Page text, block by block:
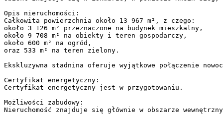
Opis nieruchomości:
Całkowita powierzchnia około 13 967 m², z czego:
około 3 126 m² przeznaczone na budynek mieszkalny,
około 9 708 m² na obiekty i teren gospodarczy,
około 600 m² na ogród,
oraz 533 m² na teren zielony.
Ekskluzywna stadnina oferuje wyjątkowe połączenie
Certyfikat energetyczny:
Certyfikat energetyczny jest w przygotowaniu.
Możliwości zabudowy:
Nieruchomość znajduje się głównie w obszarze